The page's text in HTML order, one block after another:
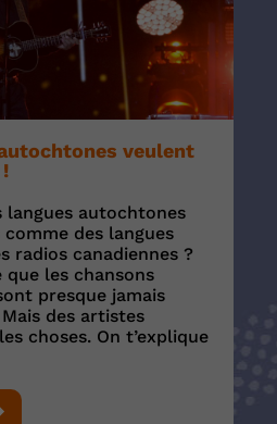
veulent
langues autochtones
des langues
radios canadiennes ?
les chansons
presque jamais
des artistes
choses. On t’explique